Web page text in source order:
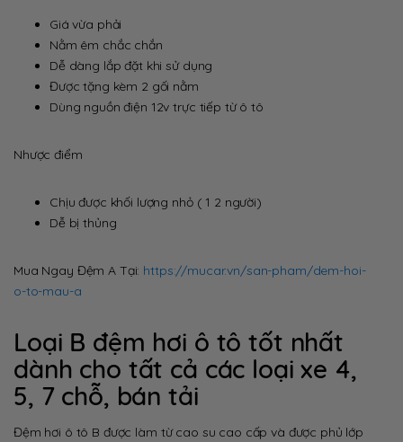
Giá vừa phải
Nằm êm chắc chắn
Dễ dàng lắp đặt khi sử dụng
Được tặng kèm 2 gối nằm
Dùng nguồn điện 12v trực tiếp từ ô tô
Nhược điểm
Chịu được khối lượng nhỏ ( 1 2 người)
Dễ bị thủng
Mua Ngay Đệm A Tại: https://mucar.vn/san-pham/dem-hoi-
o-to-mau-a
Loại B đệm hơi ô tô tốt nhất
dành cho tất cả các loại xe 4,
5, 7 chỗ, bán tải
Đệm hơi ô tô B được làm từ cao su cao cấp và được phủ lớp